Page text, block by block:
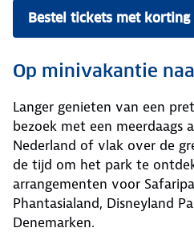
Bestel tickets met
Op minivakantie
Langer genieten van een
bezoek met een meerdaags
Nederland of vlak over de
de tijd om het park te
arrangementen voor
Phantasialand, Disneyland
Denemarken.